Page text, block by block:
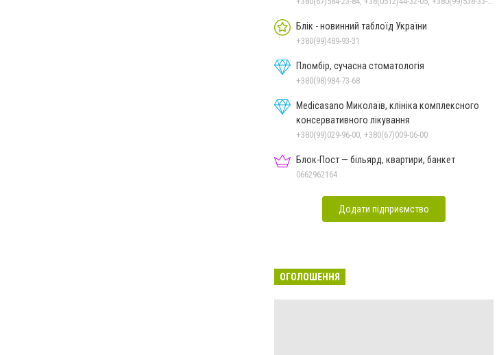
Блік - новинний таблоїд України
+380(99)489-93-31
Пломбір, сучасна стоматологія
+380(98)984-73-68
Medicasano Миколаїв, клініка комплексного
консервативного лікування
+380(99)029-96-00, +380(67)009-06-00
Блок-Пост — більярд, квартири, банкет
0662962164
Додати підприємство
ОГОЛОШЕННЯ